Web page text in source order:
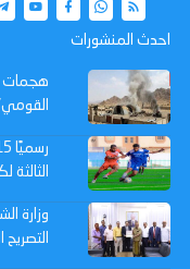
احدث المنشورات
هجمات
وزارة
التصريح